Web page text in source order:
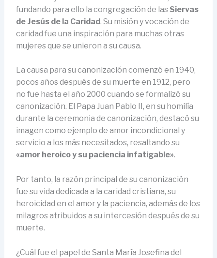
fundando para ello la congregación de las Siervas
de Jesús de la Caridad. Su misión y vocación de
caridad fue una inspiración para muchas otras
mujeres que se unieron a su causa.
La causa para su canonización comenzó en 1940,
pocos años después de su muerte en 1912, pero
no fue hasta el año 2000 cuando se formalizó su
canonización. El Papa Juan Pablo II, en su homilía
durante la ceremonia de canonización, destacó su
imagen como ejemplo de amor incondicional y
servicio a los más necesitados, resaltando su
«amor heroico y su paciencia infatigable».
Por tanto, la razón principal de su canonización
fue su vida dedicada a la caridad cristiana, su
heroicidad en el amor y la paciencia, además de los
milagros atribuidos a su intercesión después de su
muerte.
¿Cuál fue el papel de Santa María Josefina del